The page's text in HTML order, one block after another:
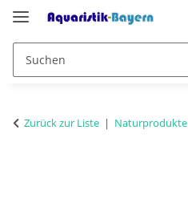
Zurück zur Liste Naturprodukte